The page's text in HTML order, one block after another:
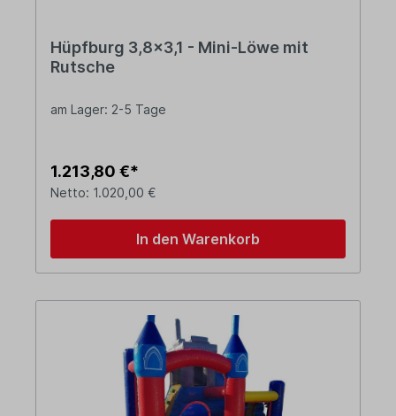
Hüpfburg 3,8x3,1 - Mini-Löwe mit
Rutsche
am Lager: 2-5 Tage
1.213,80 €*
Netto: 1.020,00 €
In den Warenkorb